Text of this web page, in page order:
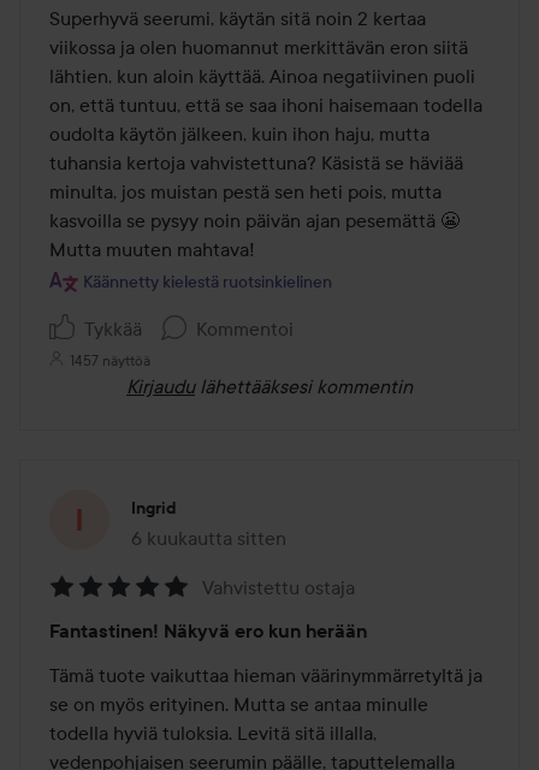
/
5
Superhyvä seerumi, käytän sitä noin 2 kertaa
viikossa ja olen huomannut merkittävän eron siitä
lähtien, kun aloin käyttää. Ainoa negatiivinen puoli
on, että tuntuu, että se saa ihoni haisemaan todella
oudolta käytön jälkeen, kuin ihon haju, mutta
tuhansia kertoja vahvistettuna? Käsistä se häviää
minulta, jos muistan pestä sen heti pois, mutta
kasvoilla se pysyy noin päivän ajan pesemättä 😬
Mutta muuten mahtava!
Käännetty kielestä ruotsinkielinen
Tykkää Kommentoi
1457 näyttöä
Kirjaudu lähettääksesi kommentin
Ingrid
6 kuukautta sitten
Viesti luotiin 6 kuukautta sitten
5
/
5
Vahvistettu ostaja
Fantastinen! Näkyvä ero kun herään
Tämä tuote vaikuttaa hieman väärinymmärretyltä ja
se on myös erityinen. Mutta se antaa minulle
todella hyviä tuloksia. Levitä sitä illalla,
vedenpohjaisen seerumin päälle, taputtelemalla